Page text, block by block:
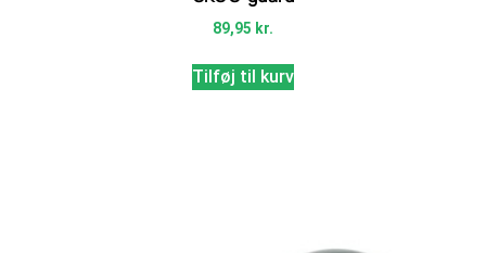
89,95 kr.
Tilføj til kurv